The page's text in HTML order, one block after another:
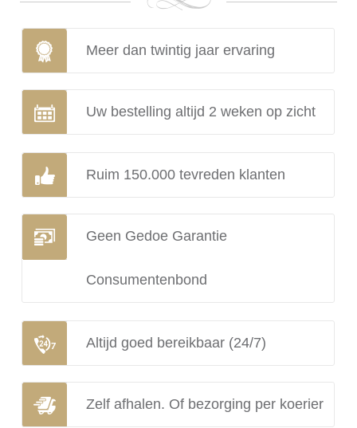
Meer dan twintig jaar ervaring
Uw bestelling altijd 2 weken op zicht
Ruim 150.000 tevreden klanten
Geen Gedoe Garantie
Consumentenbond
Altijd goed bereikbaar (24/7)
Zelf afhalen. Of bezorging per koerier